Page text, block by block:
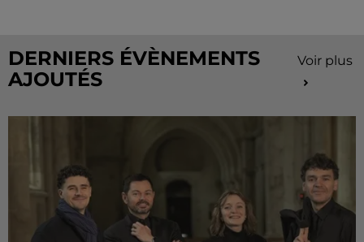
DERNIERS ÉVÈNEMENTS
AJOUTÉS
Voir plus